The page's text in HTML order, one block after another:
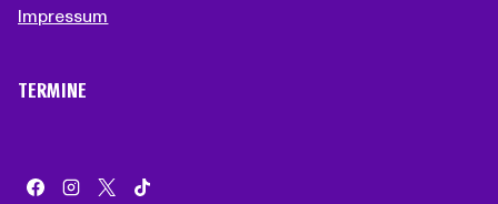
Impressum
TERMINE